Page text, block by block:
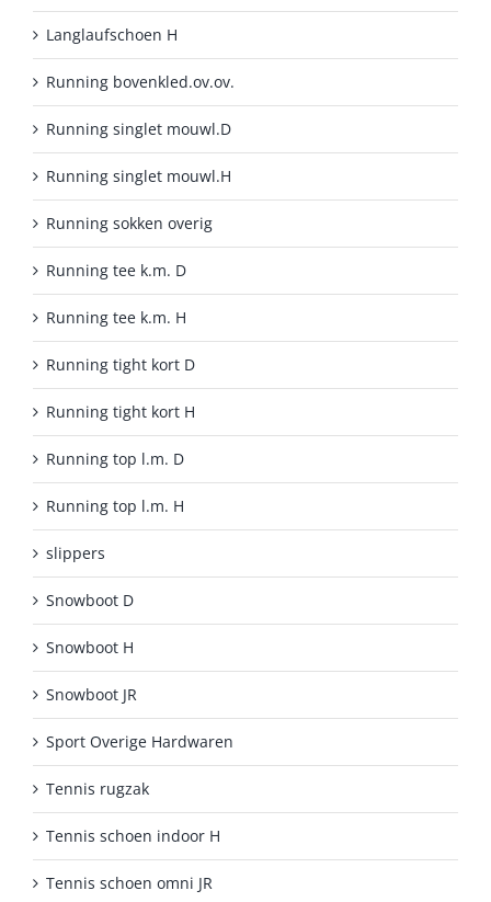
Langlaufschoen H
Running bovenkled.ov.ov.
Running singlet mouwl.D
Running singlet mouwl.H
Running sokken overig
Running tee k.m. D
Running tee k.m. H
Running tight kort D
Running tight kort H
Running top l.m. D
Running top l.m. H
slippers
Snowboot D
Snowboot H
Snowboot JR
Sport Overige Hardwaren
Tennis rugzak
Tennis schoen indoor H
Tennis schoen omni JR